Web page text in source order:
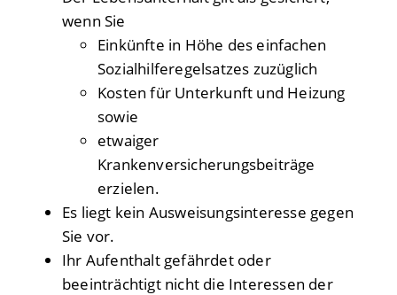
wenn Sie
Einkünfte in Höhe des einfachen
Sozialhilferegelsatzes zuzüglich
Kosten für Unterkunft und Heizung
sowie
etwaiger
Krankenversicherungsbeiträge
erzielen.
Es liegt kein Ausweisungsinteresse gegen
Sie vor.
Ihr Aufenthalt gefährdet oder
beeinträchtigt nicht die Interessen der